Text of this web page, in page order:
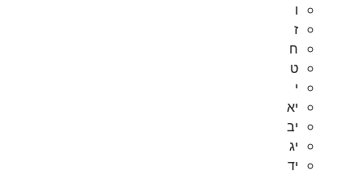
ו
ז
ח
ט
י
יא
יב
יג
יד